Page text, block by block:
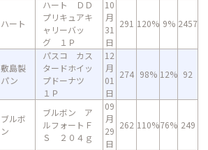
ハート
ハート ＤＤ
プリキュアキ
ャリーバッ
グ １Ｐ
10
月
31
日
291 120% 9% 2457
敷島製
パン
パスコ カス
タードホイッ
プドーナツ
１Ｐ
12
月
01
日
274 98% 12% 92
ブルボ
ン
ブルボン ア
ルフォートＦ
Ｓ ２０４ｇ
09
月
29
日
262 110%76% 249